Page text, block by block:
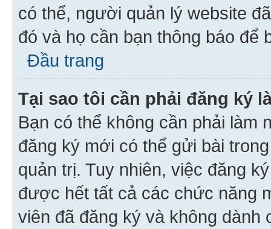
có thể, người quản lý website
đó và họ cần bạn thông báo để
Đầu trang
Tại sao tôi cần phải đăng ký
Bạn có thể không cần phải làm
đăng ký mới có thể gửi bài
quản trị. Tuy nhiên, việc đăng
được hết tất cả các chức năng
viên đã đăng ký và không